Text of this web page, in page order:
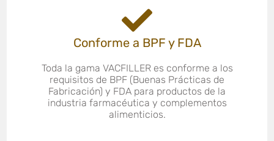
Conforme a BPF y FDA
Toda la gama VACFILLER es conforme a los
requisitos de BPF (Buenas Prácticas de
Fabricación) y FDA para productos de la
industria farmacéutica y complementos
alimenticios.